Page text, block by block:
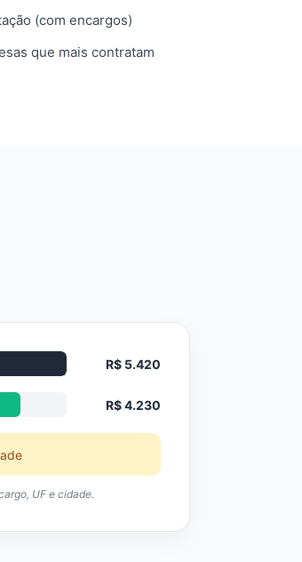
(com encargos)
que mais contratam
R$ 5.420
R$ 4.230
UF e cidade.